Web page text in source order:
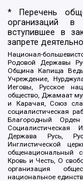
* Перечень
организаций
вступившее в
запрете
Национал-
Родовой Державы
Община Капища
Учреждение,
Иеговы, Русское
общество, Джамаат
и Карачая, Союз
социалистическая
Благородный
Социалистическая
Держава Русь,
Инглистической
общенациональный
Кровь и Честь, О
организация
национальное